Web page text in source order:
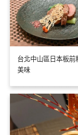
台北中山區日本板
美味